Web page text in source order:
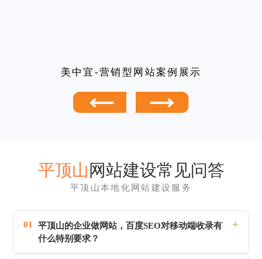
美中宜-营销型网站案例展示
平顶山 网站建设常见问答
平顶山本地化网站建设服务
01
平顶山的企业做网站，百度SEO对移动端收录有
什么特别要求？
+